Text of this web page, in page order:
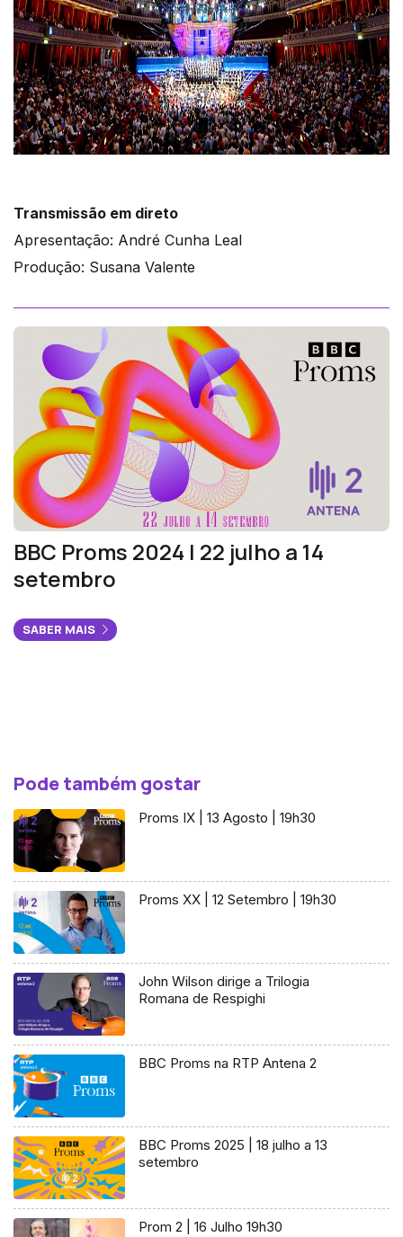
Transmissão em direto
Apresentação: André Cunha Leal
Produção: Susana Valente
BBC Proms 2024 | 22 julho a 14
setembro
SABER MAIS
Pode também gostar
Proms IX | 13 Agosto | 19h30
Proms XX | 12 Setembro | 19h30
John Wilson dirige a Trilogia
Romana de Respighi
BBC Proms na RTP Antena 2
BBC Proms 2025 | 18 julho a 13
setembro
Prom 2 | 16 Julho 19h30